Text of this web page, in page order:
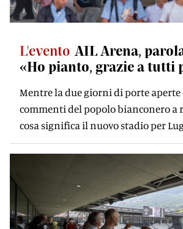
L'evento AIL Arena,
«Ho pianto, grazie a tutti
Mentre la due giorni di porte
commenti del popolo bianconero a
cosa significa il nuovo stadio per